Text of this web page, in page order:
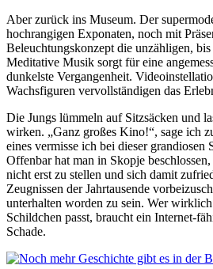
Aber zurück ins Museum. Der
hochrangigen Exponaten, noch mit
Beleuchtungskonzept die unzähligen,
Meditative Musik sorgt für eine
dunkelste Vergangenheit.
Wachsfiguren vervollständigen das
Die Jungs lümmeln auf Sitzsäcken und
wirken. „Ganz großes Kino!“, sage ich
eines vermisse ich bei dieser
Offenbar hat man in Skopje
nicht erst zu stellen und sich damit
Zeugnissen der Jahrtausende
unterhalten worden zu sein. Wer
Schildchen passt, braucht ein Internet-
Schade.